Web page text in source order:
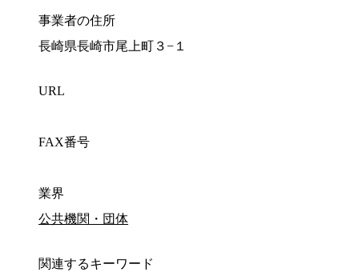
事業者の住所
長崎県長崎市尾上町３−１
URL
FAX番号
業界
公共機関・団体
関連するキーワード